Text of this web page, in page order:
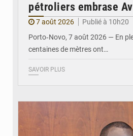
pétroliers embrase
7 août 2026
Publié à 10h20
Porto‑Novo, 7 août 2026 — En
centaines de mètres ont…
SAVOIR PLUS